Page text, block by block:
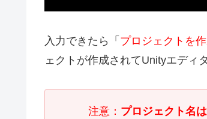
入力できたら「 プロジェクトを
ェクトが作成されてUnityエディ
注意： プロジェクト名